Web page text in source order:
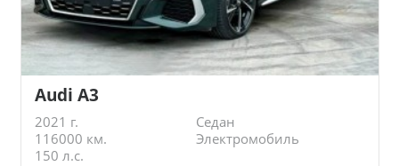
Audi A3
2021 г.
Седан
116000 км.
Электромобиль
150 л.с.